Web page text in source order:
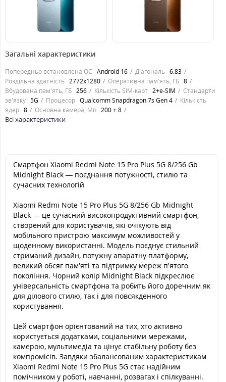
18149 грн.
Загальні характеристики
Попередньо встановлена ОС Android 16 Діагональ 6.83
Роздільна здатність 2772x1280 Оперативна пам'ять, ГБ 8
Вбудована пам'ять, ГБ 256 Кількість SIM-карт 2+e-SIM
Стандарти
зв'язку 5G Процесор Qualcomm Snapdragon 7s Gen 4
Кількість
ядер 8 Основна камера, Мп 200 + 8
Всі характеристики
Смартфон Xiaomi Redmi Note 15 Pro Plus 5G 8/256 Gb
Midnight Black — поєднання потужності, стилю та
сучасних технологій
Xiaomi Redmi Note 15 Pro Plus 5G 8/256 Gb Midnight
Black — це сучасний високопродуктивний смартфон,
створений для користувачів, які очікують від
мобільного пристрою максимум можливостей у
щоденному використанні. Модель поєднує стильний
стриманий дизайн, потужну апаратну платформу,
великий обсяг пам’яті та підтримку мереж п’ятого
покоління. Чорний колір Midnight Black підкреслює
універсальність смартфона та робить його доречним як
для ділового стилю, так і для повсякденного
користування.
Цей смартфон орієнтований на тих, хто активно
користується додатками, соціальними мережами,
камерою, мультимедіа та цінує стабільну роботу без
компромісів. Завдяки збалансованим характеристикам
Xiaomi Redmi Note 15 Pro Plus 5G стає надійним
помічником у роботі, навчанні, розвагах і спілкуванні.